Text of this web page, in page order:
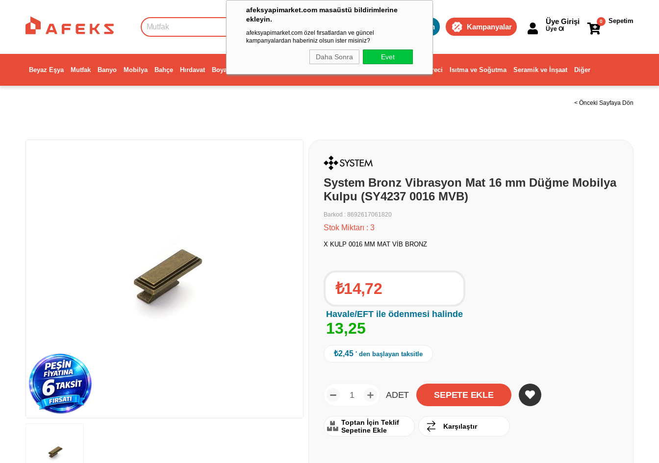
afeksyapimarket.com masaüstü bildirimlerine
ekleyin.
afeksyapimarket.com özel fırsatlardan ve güncel
kampanyalardan haberiniz olsun ister misiniz?
Daha Sonra Evet
Toptan Kampanyalar
Sepetim
0
Üye Girişi
Üye Ol
Beyaz Eşya Mutfak Banyo Mobilya Bahçe Hırdavat Boya Dekorasyon ve Ev Gereci Isıtma ve Soğutma Seramik ve İnşaat Diğer
< Önceki Sayfaya Dön
System Bronz Vibrasyon Mat 16 mm Düğme Mobilya
Kulpu (SY4237 0016 MVB)
Barkod : 8692617061820
Stok Miktarı : 3
X KULP 0016 MM MAT VİB BRONZ
₺14,72
Havale/EFT ile ödenmesi halinde
13,25
₺2,45 ' den başlayan taksitle
ADET
Toptan İçin Teklif
Sepetine Ekle
Karşılaştır